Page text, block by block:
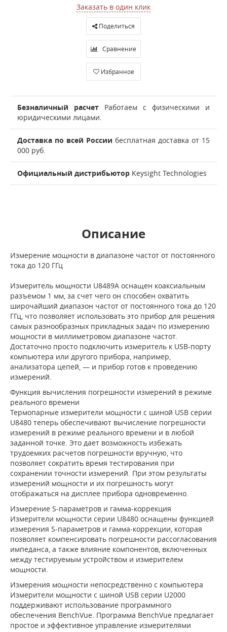
Заказать в один клик
Поделиться
Сравнение
Избранное
Безналичный расчет Работаем с физическими и
юридическими лицами.
Доставка по всей России бесплатная доставка от 15
000 руб.
Официальный дистрибьютор Keysight Technologies
Описание
Измерение мощности в диапазоне частот от постоянного
тока до 120 ГГц
Измеритель мощности U8489A оснащен коаксиальным
разъемом 1 мм, за счет чего он способен охватить
широчайший диапазон частот от постоянного тока до 120
ГГц, что позволяет использовать это прибор для решения
самых разнообразных прикладных задач по измерению
мощности в миллиметровом диапазоне частот.
Достаточно просто подключить измеритель к USB-порту
компьютера или другого прибора, например,
анализатора цепей, — и прибор готов к проведению
измерений.
Функция вычисления погрешности измерений в режиме
реального времени
Термопарные измерители мощности с шиной USB серии
U8480 теперь обеспечивают вычисление погрешности
измерений в режиме реального времени и в любой
заданной точке. Это дает возможность избежать
трудоемких расчетов погрешности вручную, что
позволяет сократить время тестирования при
сохранении точности измерений. При этом результаты
измерений мощности и их погрешность могут
отображаться на дисплее прибора одновременно.
Измерение S-параметров и гамма-коррекция
Измерители мощности серии U8480 оснащены функцией
измерения S-параметров и гамма-коррекции, которая
позволяет компенсировать погрешности рассогласования
импеданса, а также влияние компонентов, включенных
между тестируемым устройством и измерителем
мощности.
Измерения мощности непосредственно с компьютера
Измерители мощности с шиной USB серии U2000
поддерживают использование программного
обеспечения BenchVue. Программа BenchVue предлагает
простое и эффективное управление измерителями